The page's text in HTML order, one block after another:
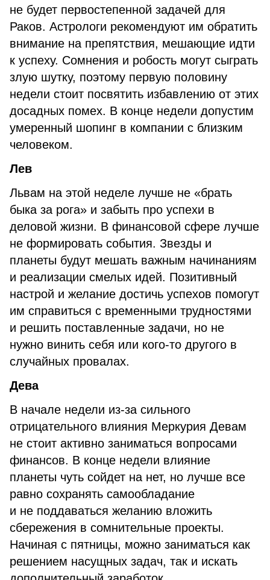
не будет первостепенной задачей для
Раков. Астрологи рекомендуют им обратить
внимание на препятствия, мешающие идти
к успеху. Сомнения и робость могут сыграть
злую шутку, поэтому первую половину
недели стоит посвятить избавлению от этих
досадных помех. В конце недели допустим
умеренный шопинг в компании с близким
человеком.
Лев
Львам на этой неделе лучше не «брать
быка за рога» и забыть про успехи в
деловой жизни. В финансовой сфере лучше
не формировать события. Звезды и
планеты будут мешать важным начинаниям
и реализации смелых идей. Позитивный
настрой и желание достичь успехов помогут
им справиться с временными трудностями
и решить поставленные задачи, но не
нужно винить себя или кого-то другого в
случайных провалах.
Дева
В начале недели из-за сильного
отрицательного влияния Меркурия Девам
не стоит активно заниматься вопросами
финансов. В конце недели влияние
планеты чуть сойдет на нет, но лучше все
равно сохранять самообладание
и не поддаваться желанию вложить
сбережения в сомнительные проекты.
Начиная с пятницы, можно заниматься как
решением насущных задач, так и искать